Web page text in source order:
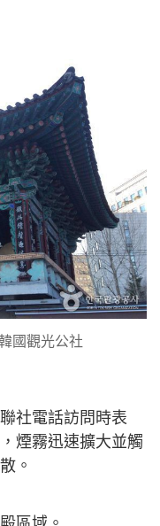
國觀光公社
社電話訪問時表
煙霧迅速擴大並觸
。